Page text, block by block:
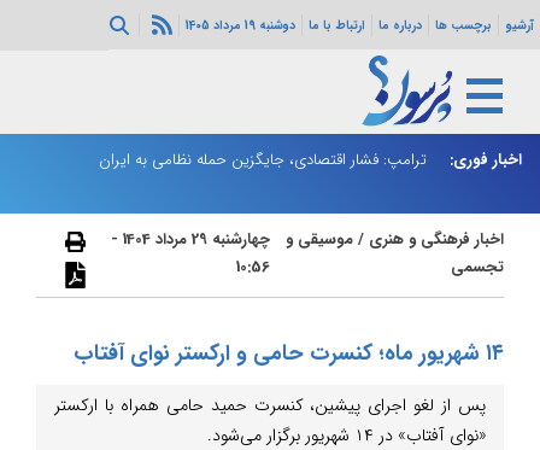
آرشیو برچسب ها درباره ما ارتباط با ما دوشنبه 19 مرداد 1405
اخبار فوری: ترامپ: فشار اقتصادی، جایگزین حمله نظامی به ایران
اخبار فرهنگی و هنری /موسیقی و
تجسمی
چهارشنبه 29 مرداد 1404 -
10:56
۱۴ شهریور ماه؛ کنسرت حامی و ارکستر نوای آفتاب
پس از لغو اجرای پیشین، کنسرت حمید حامی همراه با ارکستر
«نوای آفتاب» در ۱۴ شهریور برگزار می‌شود.